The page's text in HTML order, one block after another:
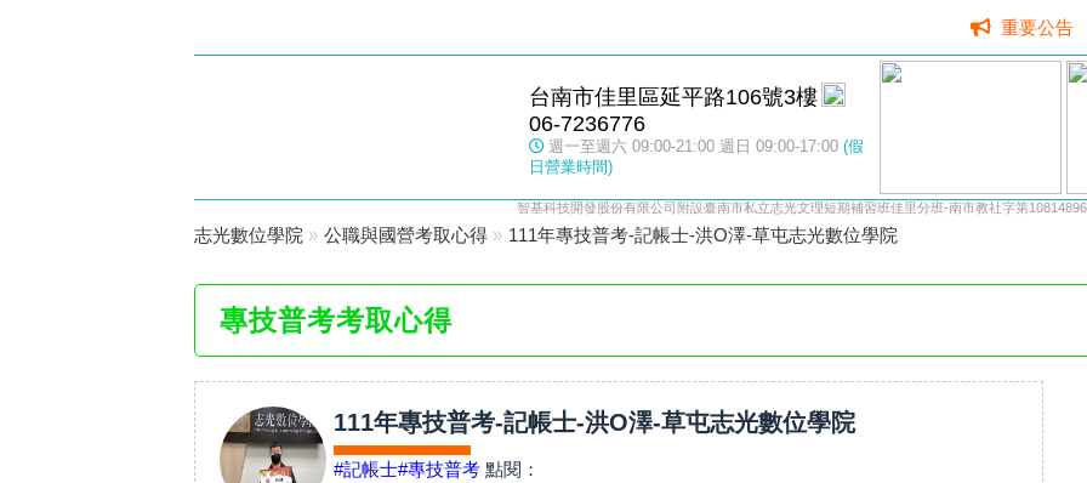
重要公告
台南市佳里區延平路106號3樓
06-7236776
週一至週六 09:00-21:00 週日 09:00-17:00 (假
日營業時間)
智基科技開發股份有限公司附設臺南市私立志光文理短期補習班佳里分班-南市教社字第
志光數位學院 » 公職與國營考取心得 » 111年專技普考-記帳士-洪O澤-草屯志光數位學院
專技普考考取心得
111年專技普考-記帳士-洪O澤-草屯志光數位學院
#記帳士#專技普考 點閱：